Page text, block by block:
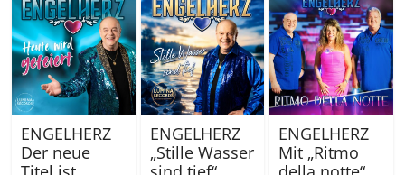
ENGELHERZ
Der neue
ENGELHERZ
„Stille Wasser
ENGELHERZ
Mit „Ritmo